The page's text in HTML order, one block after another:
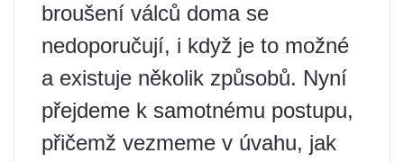
broušení válců doma se
nedoporučují, i když je to možné
a existuje několik způsobů. Nyní
přejdeme k samotnému postupu,
přičemž vezmeme v úvahu, jak